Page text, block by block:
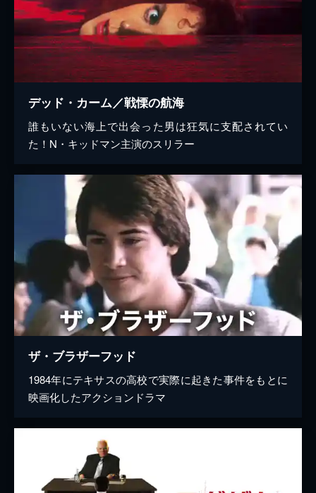
デッド・カーム／戦慄の航海
誰もいない海上で出会った男は狂気に支配されてい
た！N・キッドマン主演のスリラー
ザ・ブラザーフッド
1984年にテキサスの高校で実際に起きた事件をもとに
映画化したアクションドラマ